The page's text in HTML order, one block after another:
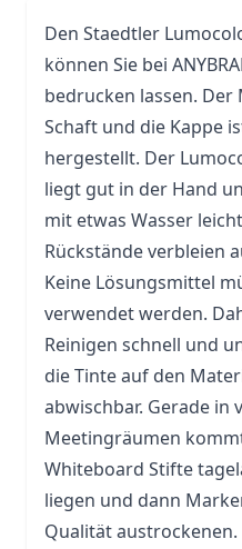
Den Staedtler
können Sie bei
bedrucken lassen.
Schaft und die Kappe
hergestellt. Der
liegt gut in der Hand
mit etwas Wasser
Rückstände verbleien
Keine Lösungsmittel
verwendet werden.
Reinigen schnell und
die Tinte auf den
abwischbar. Gerade in
Meetingräumen
Whiteboard Stifte
liegen und dann
Qualität